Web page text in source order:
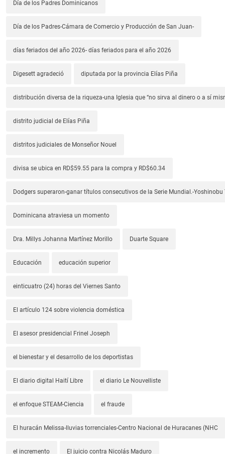
Día de los Padres Dominicanos
Día de los Padres-Cámara de Comercio y Producción de San Juan-
días feriados del año 2026- días feriados para el año 2026
Digesett agradeció diputada por la provincia Elías Piña
distribución diversa de la riqueza-una Iglesia que “no sirva al dinero o a sí
distrito judicial de Elías Piña
distritos judiciales de Monseñor Nouel
divisa se ubica en RD$59.55 para la compra y RD$60.34
Dodgers superaron-ganar títulos consecutivos de la Serie Mundial.-
Dominicana atraviesa un momento
Dra. Millys Johanna Martínez Morillo Duarte Square
Educación educación superior
einticuatro (24) horas del Viernes Santo
El artículo 124 sobre violencia doméstica
El asesor presidencial Frinel Joseph
el bienestar y el desarrollo de los deportistas
El diario digital Haití Libre el diario Le Nouvelliste
el enfoque STEAM-Ciencia el fraude
El huracán Melissa-lluvias torrenciales-Centro Nacional de Huracanes (NHC
el incremento El juicio contra Nicolás Maduro